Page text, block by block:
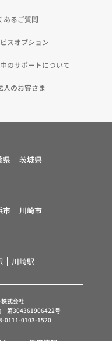
あるご質問
スオプション
のサポートについて
人のお客さま
県 茨城県
市 川崎市
川崎駅
式会社
第304361906422号
0111-0103-1520